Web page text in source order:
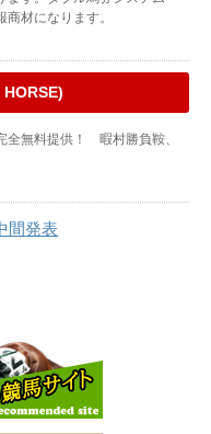
商材になります。
HORSE)
全無料提供！ 暇村勝負鞍、
間発表